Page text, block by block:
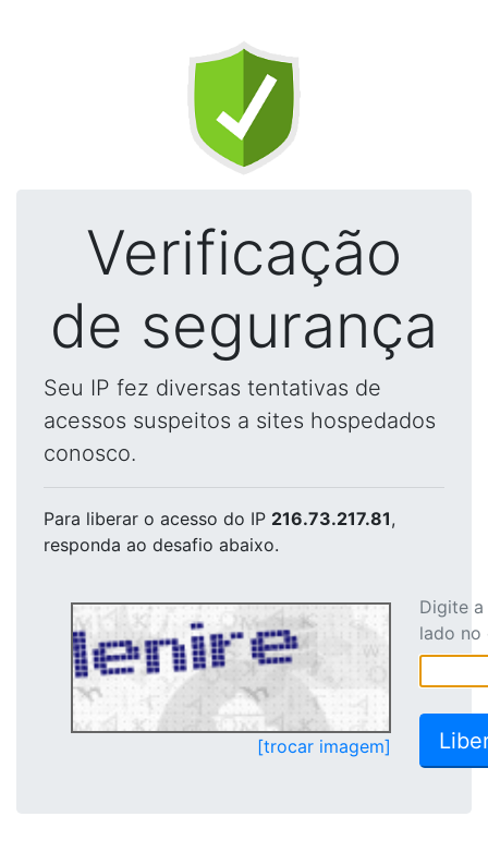
Verificação
de segurança
Seu IP fez diversas tentativas de
acessos suspeitos a sites hospedados
conosco.
Para liberar o acesso do IP 216.73.217.81,
responda ao desafio abaixo.
[trocar imagem]
Digite
lado no